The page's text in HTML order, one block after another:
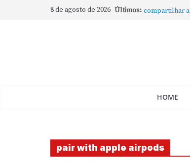
8 de agosto de 2026 Últimos:
Como rotear
compartilhar
Como Usar
Como fechar
Como gravar
HOME
pair with apple airpods